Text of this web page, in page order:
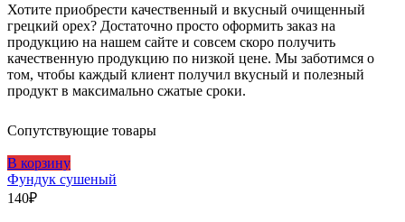
Хотите приобрести качественный и вкусный очищенный
грецкий орех? Достаточно просто оформить заказ на
продукцию на нашем сайте и совсем скоро получить
качественную продукцию по низкой цене. Мы заботимся о
том, чтобы каждый клиент получил вкусный и полезный
продукт в максимально сжатые сроки.
Сопутствующие товары
В корзину
Фундук сушеный
140₽